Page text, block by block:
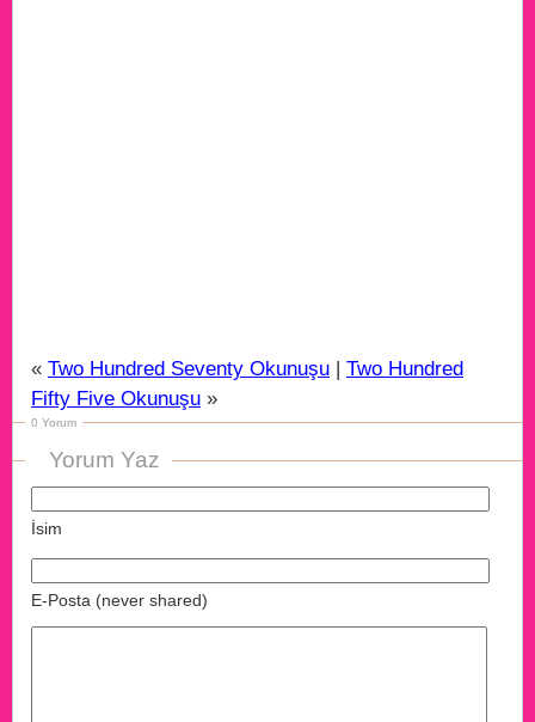
« Two Hundred Seventy Okunuşu | Two Hundred
Fifty Five Okunuşu »
0 Yorum
Yorum Yaz
İsim
E-Posta (never shared)